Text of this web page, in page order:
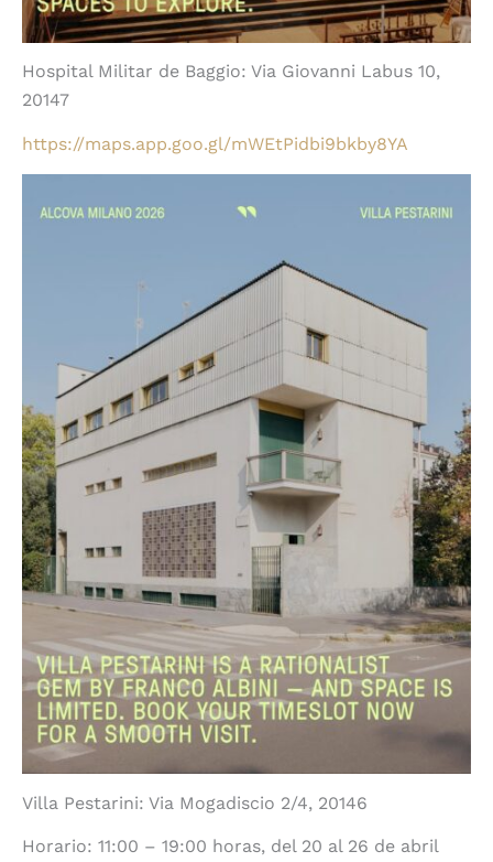
Hospital Militar de Baggio: Via Giovanni Labus 10,
20147
https://maps.app.goo.gl/mWEtPidbi9bkby8YA
Villa Pestarini: Via Mogadiscio 2/4, 20146
Horario: 11:00 – 19:00 horas, del 20 al 26 de abril